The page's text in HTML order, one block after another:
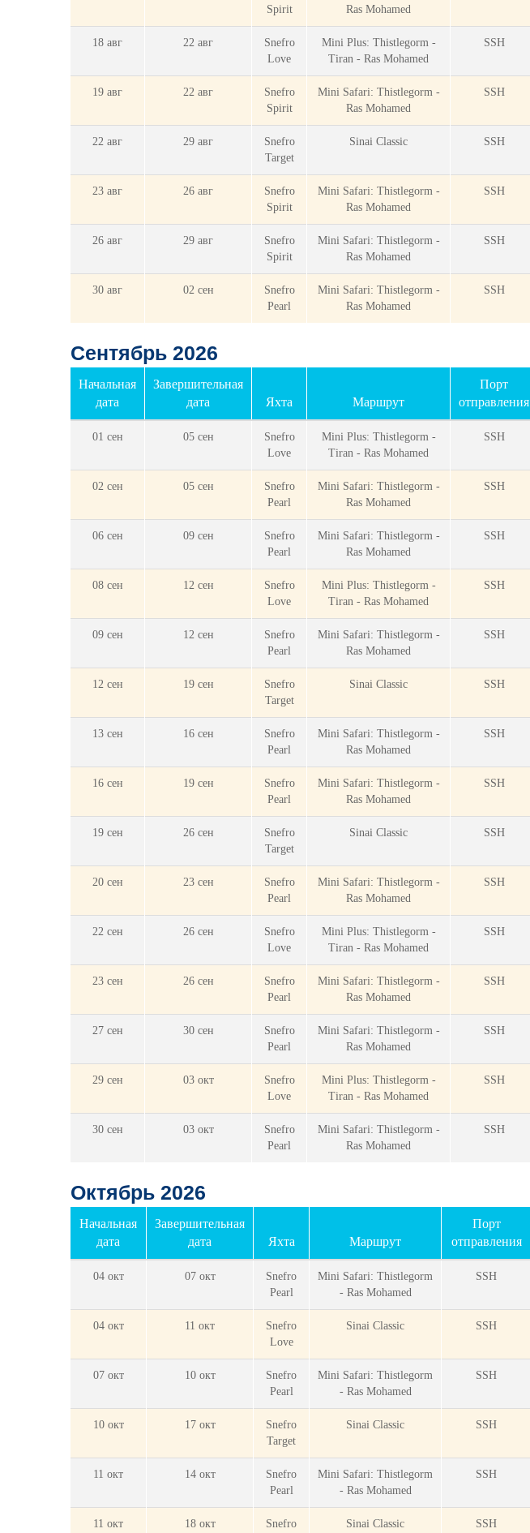
Spirit
Ras Mohamed
18 авг 22 авг
Snefro
Love
Mini Plus: Thistlegorm -
Tiran - Ras Mohamed
SSH
19 авг 22 авг
Snefro
Spirit
Mini Safari: Thistlegorm -
Ras Mohamed
SSH
22 авг 29 авг
Snefro
Target
Sinai Classic SSH
23 авг 26 авг
Snefro
Spirit
Mini Safari: Thistlegorm -
Ras Mohamed
SSH
26 авг 29 авг
Snefro
Spirit
Mini Safari: Thistlegorm -
Ras Mohamed
SSH
30 авг 02 сен
Snefro
Pearl
Mini Safari: Thistlegorm -
Ras Mohamed
SSH
Сентябрь 2026
Начальная
дата
Завершительная
дата
Яхта Маршрут
Порт
отправления
01 сен 05 сен
Snefro
Love
Mini Plus: Thistlegorm -
Tiran - Ras Mohamed
SSH
02 сен 05 сен
Snefro
Pearl
Mini Safari: Thistlegorm -
Ras Mohamed
SSH
06 сен 09 сен
Snefro
Pearl
Mini Safari: Thistlegorm -
Ras Mohamed
SSH
08 сен 12 сен
Snefro
Love
Mini Plus: Thistlegorm -
Tiran - Ras Mohamed
SSH
09 сен 12 сен
Snefro
Pearl
Mini Safari: Thistlegorm -
Ras Mohamed
SSH
12 сен 19 сен
Snefro
Target
Sinai Classic SSH
13 сен 16 сен
Snefro
Pearl
Mini Safari: Thistlegorm -
Ras Mohamed
SSH
16 сен 19 сен
Snefro
Pearl
Mini Safari: Thistlegorm -
Ras Mohamed
SSH
19 сен 26 сен
Snefro
Target
Sinai Classic SSH
20 сен 23 сен
Snefro
Pearl
Mini Safari: Thistlegorm -
Ras Mohamed
SSH
22 сен 26 сен
Snefro
Love
Mini Plus: Thistlegorm -
Tiran - Ras Mohamed
SSH
23 сен 26 сен
Snefro
Pearl
Mini Safari: Thistlegorm -
Ras Mohamed
SSH
27 сен 30 сен
Snefro
Pearl
Mini Safari: Thistlegorm -
Ras Mohamed
SSH
29 сен 03 окт
Snefro
Love
Mini Plus: Thistlegorm -
Tiran - Ras Mohamed
SSH
30 сен 03 окт
Snefro
Pearl
Mini Safari: Thistlegorm -
Ras Mohamed
SSH
Октябрь 2026
Начальная
дата
Завершительная
дата
Яхта Маршрут
Порт
отправления
04 окт 07 окт
Snefro
Pearl
Mini Safari: Thistlegorm
- Ras Mohamed
SSH
04 окт 11 окт
Snefro
Love
Sinai Classic SSH
07 окт 10 окт
Snefro
Pearl
Mini Safari: Thistlegorm
- Ras Mohamed
SSH
10 окт 17 окт
Snefro
Target
Sinai Classic SSH
11 окт 14 окт
Snefro
Pearl
Mini Safari: Thistlegorm
- Ras Mohamed
SSH
11 окт 18 окт Snefro Sinai Classic SSH